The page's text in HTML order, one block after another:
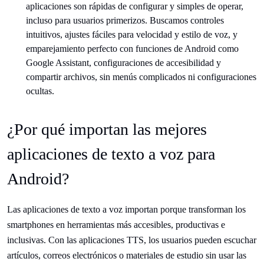
aplicaciones son rápidas de configurar y simples de operar,
incluso para usuarios primerizos. Buscamos controles
intuitivos, ajustes fáciles para velocidad y estilo de voz, y
emparejamiento perfecto con funciones de Android como
Google Assistant, configuraciones de accesibilidad y
compartir archivos, sin menús complicados ni configuraciones
ocultas.
¿Por qué importan las mejores
aplicaciones de texto a voz para
Android?
Las aplicaciones de texto a voz importan porque transforman los
smartphones en herramientas más accesibles, productivas e
inclusivas. Con las aplicaciones TTS, los usuarios pueden escuchar
artículos, correos electrónicos o materiales de estudio sin usar las